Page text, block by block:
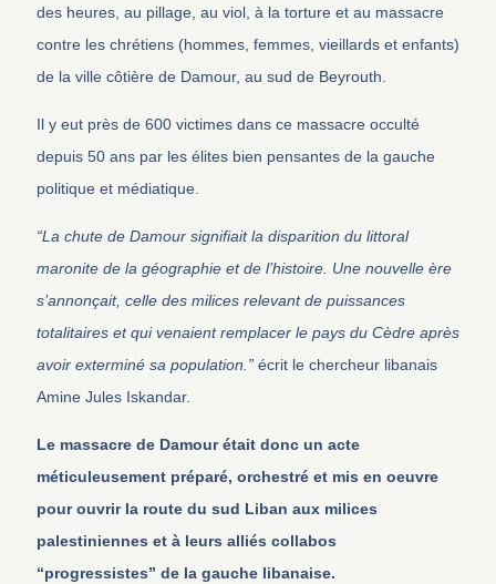
des heures, au pillage, au viol, à la torture et au massacre
contre les chrétiens (hommes, femmes, vieillards et enfants)
de la ville côtière de Damour, au sud de Beyrouth.
Il y eut près de 600 victimes dans ce massacre occulté
depuis 50 ans par les élites bien pensantes de la gauche
politique et médiatique.
“La chute de Damour signifiait la disparition du littoral
maronite de la géographie et de l’histoire. Une nouvelle ère
s’annonçait, celle des milices relevant de puissances
totalitaires et qui venaient remplacer le pays du Cèdre après
avoir exterminé sa population.” écrit le chercheur libanais
Amine Jules Iskandar.
Le massacre de Damour était donc un acte
méticuleusement préparé, orchestré et mis en oeuvre
pour ouvrir la route du sud Liban aux milices
palestiniennes et à leurs alliés collabos
“progressistes” de la gauche libanaise.